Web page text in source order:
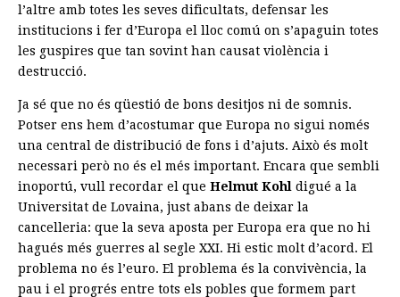
l’altre amb totes les seves dificultats, defensar les
institucions i fer d’Europa el lloc comú on s’apaguin totes
les guspires que tan sovint han causat violència i
destrucció.
Ja sé que no és qüestió de bons desitjos ni de somnis.
Potser ens hem d’acostumar que Europa no sigui només
una central de distribució de fons i d’ajuts. Això és molt
necessari però no és el més important. Encara que sembli
inoportú, vull recordar el que Helmut Kohl digué a la
Universitat de Lovaina, just abans de deixar la
cancelleria: que la seva aposta per Europa era que no hi
hagués més guerres al segle XXI. Hi estic molt d’acord. El
problema no és l’euro. El problema és la convivència, la
pau i el progrés entre tots els pobles que formem part